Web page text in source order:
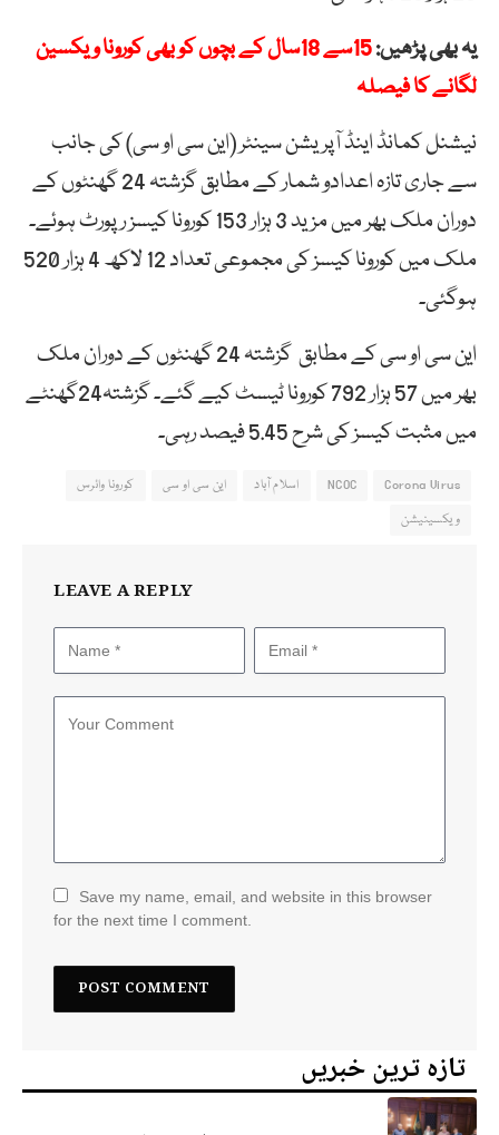
یہ بھی پڑھیں:
15سے 18سال کے بچوں کو بھی کورونا ویکسین
لگانے کا فیصلہ
نیشنل کمانڈ اینڈ آپریشن سینٹر (این سی او سی) کی جانب
سے جاری تازہ اعدادو شمار کے مطابق گزشتہ 24 گھنٹوں کے
دوران ملک بھر میں مزید 3 ہزار 153 کورونا کیسز رپورٹ ہوئے۔
ملک میں کورونا کیسز کی مجموعی تعداد 12 لاکھ 4 ہزار 520
ہوگئی۔
این سی او سی کے مطابق گزشتہ 24 گھنٹوں کے دوران ملک
بھر میں 57 ہزار 792 کورونا ٹیسٹ کیے گئے۔ گزشتہ24گھنٹے
میں مثبت کیسز کی شرح 5.45 فیصد رہی۔
Corona Virus
NCOC اسلام آباد این سی او سی
کورونا وائرس
ویکسینیشن
LEAVE A REPLY
Save my name, email, and website in this browser
for the next time I comment.
تازہ ترین خبریں